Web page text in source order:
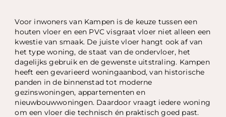
Voor inwoners van Kampen is de keuze tussen een
houten vloer en een PVC visgraat vloer niet alleen een
kwestie van smaak. De juiste vloer hangt ook af van
het type woning, de staat van de ondervloer, het
dagelijks gebruik en de gewenste uitstraling. Kampen
heeft een gevarieerd woningaanbod, van historische
panden in de binnenstad tot moderne
gezinswoningen, appartementen en
nieuwbouwwoningen. Daardoor vraagt iedere woning
om een vloer die technisch én praktisch goed past.